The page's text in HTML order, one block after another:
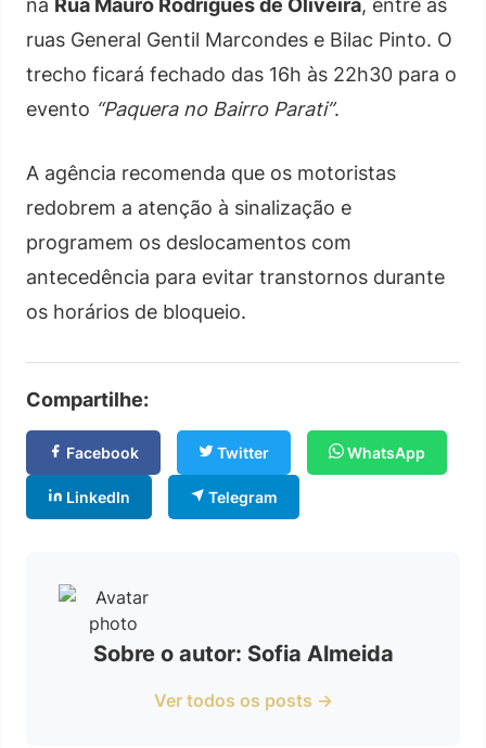
na Rua Mauro Rodrigues de Oliveira, entre as
ruas General Gentil Marcondes e Bilac Pinto. O
trecho ficará fechado das 16h às 22h30 para o
evento “Paquera no Bairro Parati”.
A agência recomenda que os motoristas
redobrem a atenção à sinalização e
programem os deslocamentos com
antecedência para evitar transtornos durante
os horários de bloqueio.
Compartilhe:
Facebook Twitter WhatsApp
LinkedIn Telegram
Sobre o autor: Sofia Almeida
Ver todos os posts →